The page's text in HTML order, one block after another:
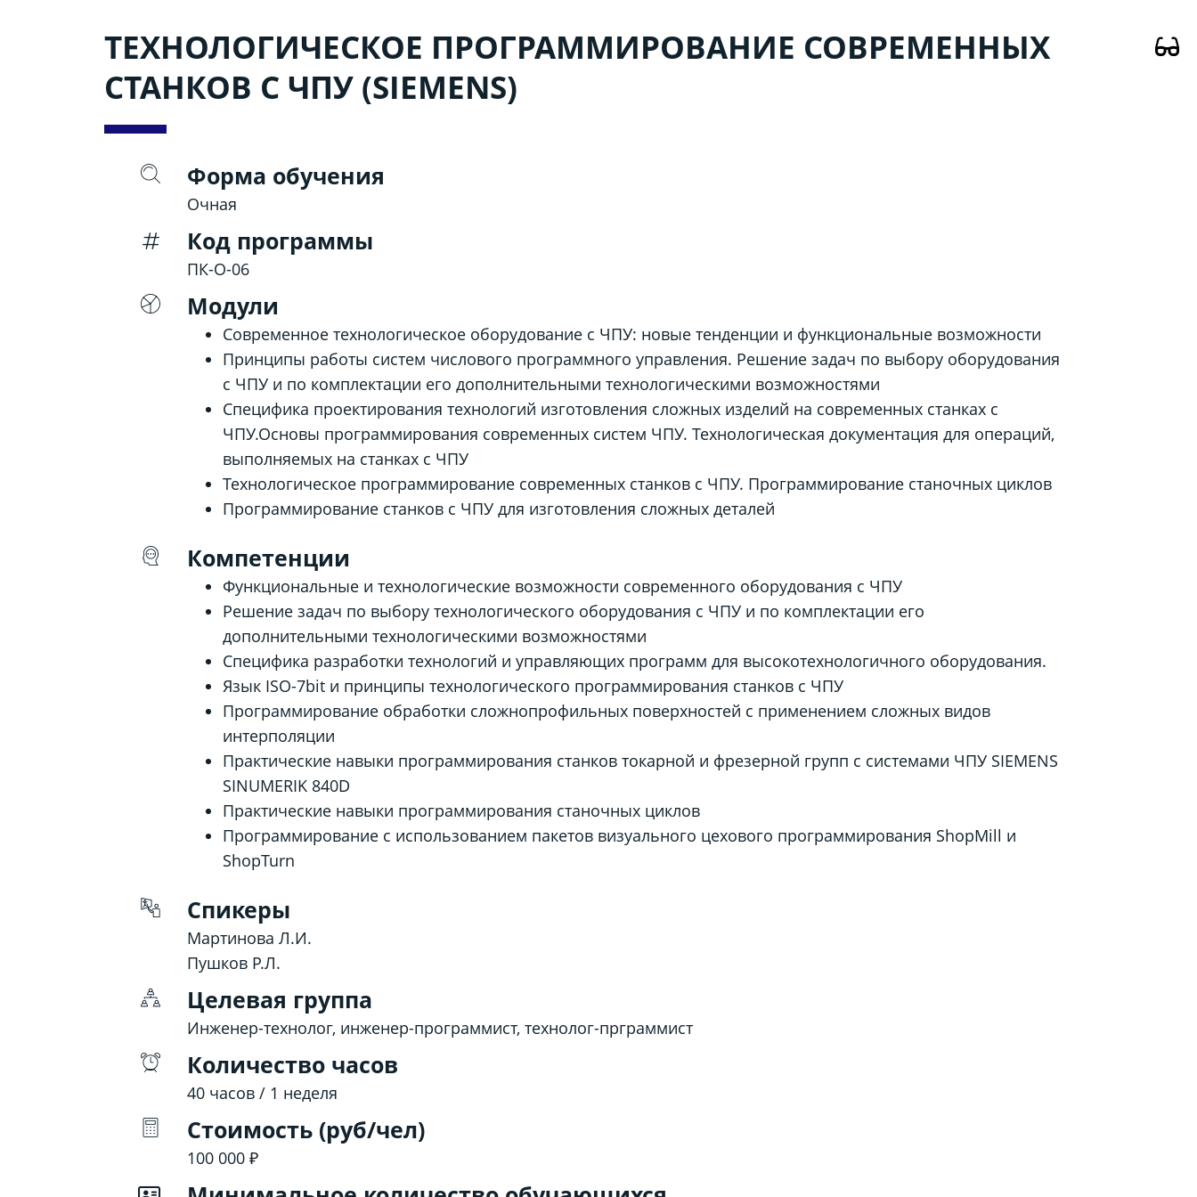
ТЕХНОЛОГИЧЕСКОЕ ПРОГРАММИРОВАНИЕ СОВРЕМЕННЫХ
СТАНКОВ С ЧПУ (SIEMENS)
Форма обучения
Очная
Код программы
ПК-О-06
Модули
Современное технологическое оборудование с ЧПУ: новые тенденции и функциональные возможности
Принципы работы систем числового программного управления. Решение задач по выбору оборудования
с ЧПУ и по комплектации его дополнительными технологическими возможностями
Специфика проектирования технологий изготовления сложных изделий на современных станках с
ЧПУ.Основы программирования современных систем ЧПУ. Технологическая документация для операций,
выполняемых на станках с ЧПУ
Технологическое программирование современных станков с ЧПУ. Программирование станочных циклов
Программирование станков с ЧПУ для изготовления сложных деталей
Компетенции
Функциональные и технологические возможности современного оборудования с ЧПУ
Решение задач по выбору технологического оборудования с ЧПУ и по комплектации его
дополнительными технологическими возможностями
Специфика разработки технологий и управляющих программ для высокотехнологичного оборудования.
Язык ISO-7bit и принципы технологического программирования станков с ЧПУ
Программирование обработки сложнопрофильных поверхностей с применением сложных видов
интерполяции
Практические навыки программирования станков токарной и фрезерной групп с системами ЧПУ SIEMENS
SINUMERIK 840D
Практические навыки программирования станочных циклов
Программирование с использованием пакетов визуального цехового программирования ShopMill и
ShopTurn
Спикеры
Мартинова Л.И.
Пушков Р.Л.
Целевая группа
Инженер-технолог, инженер-программист, технолог-прграммист
Количество часов
40 часов / 1 неделя
Стоимость (руб/чел)
100 000 ₽